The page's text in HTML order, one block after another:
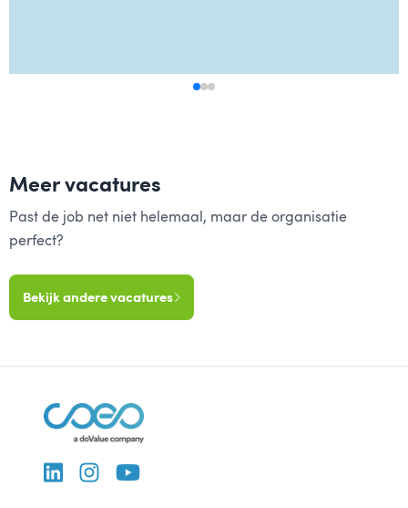
Meer vacatures
Past de job net niet helemaal, maar de organisatie
perfect?
Bekijk andere vacatures